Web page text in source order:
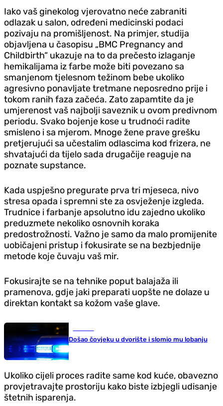
Iako vaš ginekolog vjerovatno neće zabraniti
odlazak u salon, određeni medicinski podaci
pozivaju na promišljenost. Na primjer, studija
objavljena u časopisu „BMC Pregnancy and
Childbirth“ ukazuje na to da prečesto izlaganje
hemikalijama iz farbe može biti povezano sa
smanjenom tjelesnom težinom bebe ukoliko
agresivno ponavljate tretmane neposredno prije i
tokom ranih faza začeća. Zato zapamtite da je
umjerenost vaš najbolji saveznik u ovom predivnom
periodu. Svako bojenje kose u trudnoći radite
smisleno i sa mjerom. Mnoge žene prave grešku
pretjerujući sa učestalim odlascima kod frizera, ne
shvatajući da tijelo sada drugačije reaguje na
poznate supstance.
Kada uspješno pregurate prva tri mjeseca, nivo
stresa opada i spremni ste za osvježenje izgleda.
Trudnice i farbanje apsolutno idu zajedno ukoliko
preduzmete nekoliko osnovnih koraka
predostrožnosti. Važno je samo da malo promijenite
uobičajeni pristup i fokusirate se na bezbjednije
metode koje čuvaju vaš mir.
Fokusirajte se na tehnike poput balajaža ili
pramenova, gdje jaki preparati uopšte ne dolaze u
direktan kontakt sa kožom vaše glave.
Došao čovjeku u dvorište i slomio mu lobanju
Ukoliko cijeli proces radite same kod kuće, obavezno
provjetravajte prostoriju kako biste izbjegli udisanje
štetnih isparenja.